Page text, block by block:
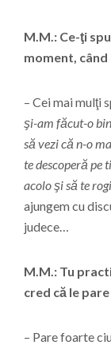
M.M.: Ce-ţi
moment, când
– Cei mai mulţi
şi-am făcut-o
să vezi că n-o
te descoperă pe
acolo şi să te
ajungem cu
judece…
M.M.: Tu
cred că le
– Pare foarte